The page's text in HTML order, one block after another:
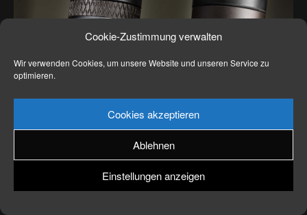
Cookie-Zustimmung verwalten
Wir verwenden Cookies, um unsere Website und unseren Service zu
optimieren.
Cookies akzeptieren
Ablehnen
Einstellungen anzeigen